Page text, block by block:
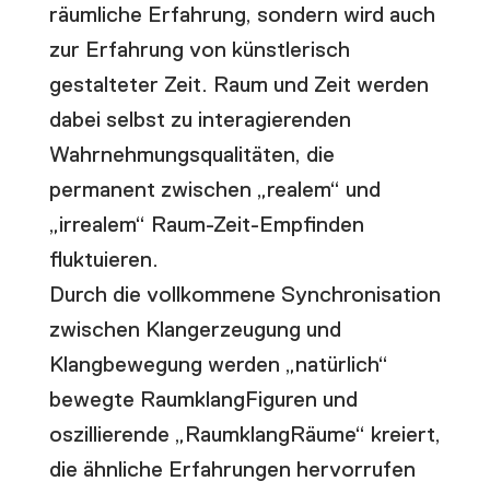
räumliche Erfahrung, sondern wird auch
zur Erfahrung von künstlerisch
gestalteter Zeit. Raum und Zeit werden
dabei selbst zu interagierenden
Wahrnehmungsqualitäten, die
permanent zwischen „realem“ und
„irrealem“ Raum-Zeit-Empfinden
fluktuieren.
Durch die vollkommene Synchronisation
zwischen Klangerzeugung und
Klangbewegung werden „natürlich“
bewegte RaumklangFiguren und
oszillierende „RaumklangRäume“ kreiert,
die ähnliche Erfahrungen hervorrufen